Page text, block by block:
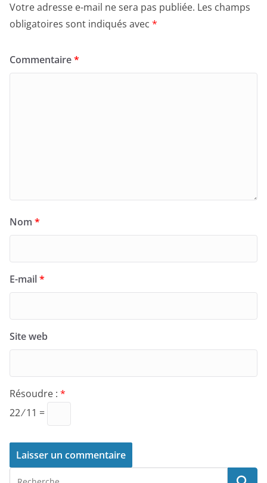
Votre adresse e-mail ne sera pas publiée. Les champs
obligatoires sont indiqués avec *
Commentaire*
Nom *
E-mail*
Site web
Résoudre : *
22 ⁄ 11 =